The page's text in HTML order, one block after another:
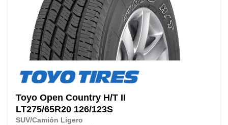
Toyo Open Country H/T II
LT275/65R20 126/123S
SUV/Camión Ligero